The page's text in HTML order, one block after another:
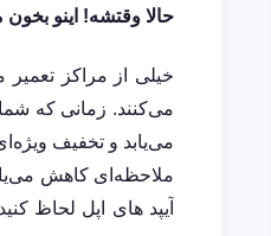
حالا وقتشه! اینو
خیلی از مراکز تعمیر
می‌کنند. زمانی که
ملاحظه‌ای کاهش
آیپد های اپل لحاظ